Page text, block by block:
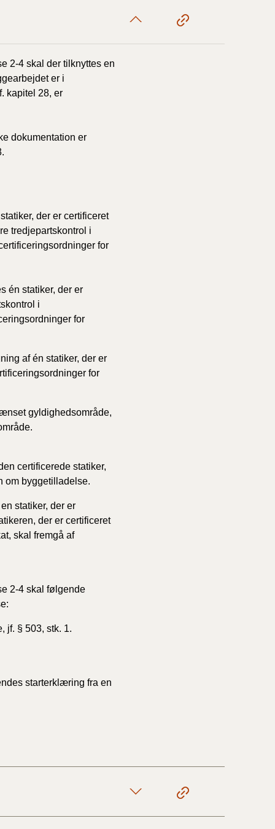
7-31/12
7-31/12
2018)
2-4 skal der tilknyttes en
er i
kapitel 28, er
dokumentation er
der er certificeret
tredjepartskontrol i
for
én statiker, der er
i
for
af én statiker, der er
for
gyldighedsområde,
certificerede statiker,
om byggetilladelse.
statiker, der er
der er certificeret
skal fremgå af
2-4 skal følgende
jf. § 503, stk. 1.
starterklæring fra en